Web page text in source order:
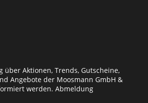
über Aktionen, Trends, Gutscheine,
Angebote der Moosmann GmbH &
werden. Abmeldung